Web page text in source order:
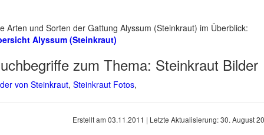
Arten und Sorten der Gattung Alyssum (Steinkraut) im Überblick:
Alyssum (Steinkraut)
zum Thema: Steinkraut Bilder
von Steinkraut, Steinkraut Fotos,
Erstellt am 03.11.2011 | Letzte Aktualisierung:30. August